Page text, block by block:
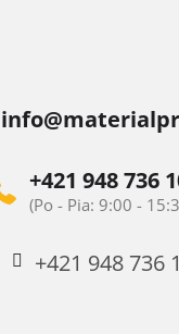
info@
+421 948 736
+421 948 736